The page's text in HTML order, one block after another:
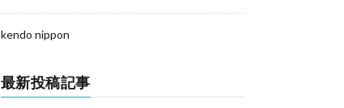
kendo nippon
最新投稿記事